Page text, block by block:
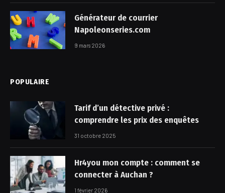
Générateur de courrier
Napoleonseries.com
9 mars 2026
POPULAIRE
Tarif d’un détective privé :
comprendre les prix des enquêtes
31 octobre 2025
Hr4you mon compte : comment se
connecter à Auchan ?
1 février 2026